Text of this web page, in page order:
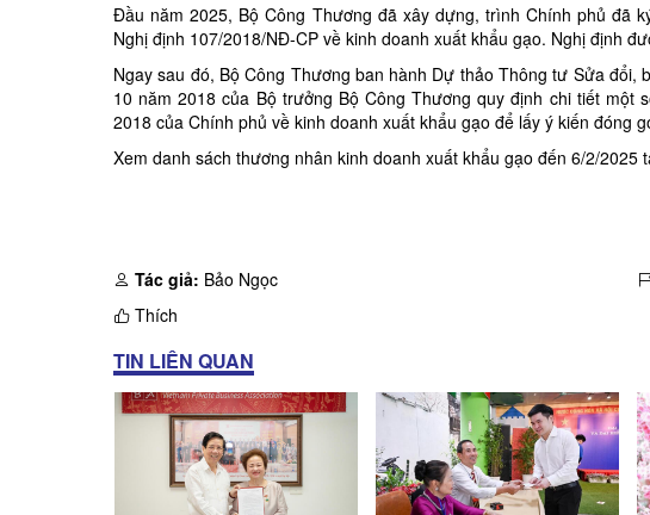
Đầu năm 2025, Bộ Công Thương đã xây dựng, trình Chính phủ đã
Nghị định 107/2018/NĐ-CP về kinh doanh xuất khẩu gạo. Nghị định
Ngay sau đó, Bộ Công Thương ban hành Dự thảo Thông tư Sửa
10 năm 2018 của Bộ trưởng Bộ Công Thương quy định chi tiết một
2018 của Chính phủ về kinh doanh xuất khẩu gạo để lấy ý kiến đóng
Xem danh sách thương nhân kinh doanh xuất khẩu gạo đến 6/2/2025
Tác giả: Bảo Ngọc
Thích
TIN LIÊN QUAN